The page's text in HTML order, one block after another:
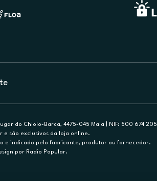
do Chiolo-Barca, 4475-045 Maia | NIF: 500 674 205
e são exclusivos da loja online.
e indicado pelo fabricante, produtor ou fornecedor.
por Radio Popular.